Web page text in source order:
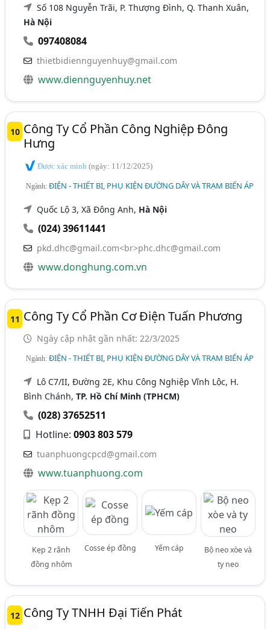
Số 108 Nguyễn Trãi, P. Thượng Đình, Q. Thanh Xuân,
Hà Nội
097408084
thietbidiennguyenhuy@gmail.com
www.diennguyenhuy.net
10 Công Ty Cổ Phần Công Nghiệp Đông
Hưng
Được xác minh(ngày: 11/12/2025)
Ngành:ĐIỆN - THIẾT BỊ, PHỤ KIỆN ĐƯỜNG DÂY VÀ TRẠM BIẾN ÁP
Quốc Lộ 3, Xã Đông Anh, Hà Nội
(024) 39611441
pkd.dhc@gmail.com<br>phc.dhc@gmail.com
www.donghung.com.vn
11 Công Ty Cổ Phần Cơ Điện Tuấn Phương
Ngày cập nhật gần nhất: 22/3/2025
Ngành:ĐIỆN - THIẾT BỊ, PHỤ KIỆN ĐƯỜNG DÂY VÀ TRẠM BIẾN ÁP
Lô C7/II, Đường 2E, Khu Công Nghiệp Vĩnh Lộc, H.
Bình Chánh,TP. Hồ Chí Minh (TPHCM)
(028) 37652511
Hotline:0903 803 579
tuanphuongcpcd@gmail.com
www.tuanphuong.com
Kẹp 2 rãnh
đồng nhôm
Cosse ép đồng Yếm cáp
Bộ neo xòe và
ty neo
12 Công Ty TNHH Đại Tiến Phát